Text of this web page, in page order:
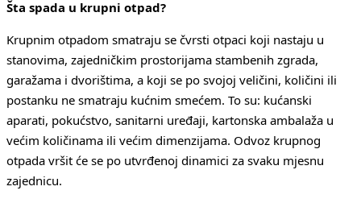
Šta spada u krupni otpad?
Krupnim otpadom smatraju se čvrsti otpaci koji nastaju u
stanovima, zajedničkim prostorijama stambenih zgrada,
garažama i dvorištima, a koji se po svojoj veličini, količini ili
postanku ne smatraju kućnim smećem. To su: kućanski
aparati, pokućstvo, sanitarni uređaji, kartonska ambalaža u
većim količinama ili većim dimenzijama. Odvoz krupnog
otpada vršit će se po utvrđenoj dinamici za svaku mjesnu
zajednicu.